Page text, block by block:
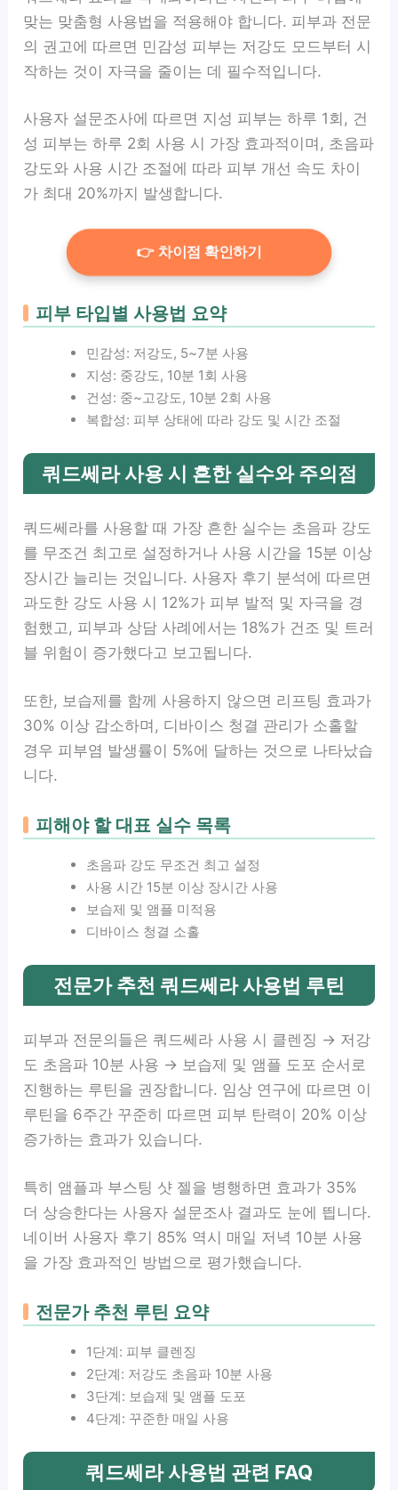
맞는 맞춤형 사용법을 적용해야 합니다. 피부과 전문
의 권고에 따르면 민감성 피부는 저강도 모드부터 시
작하는 것이 자극을 줄이는 데 필수적입니다.
사용자 설문조사에 따르면 지성 피부는 하루 1회, 건
성 피부는 하루 2회 사용 시 가장 효과적이며, 초음파
강도와 사용 시간 조절에 따라 피부 개선 속도 차이
가 최대 20%까지 발생합니다.
👉 차이점 확인하기
피부 타입별 사용법 요약
민감성: 저강도, 5~7분 사용
지성: 중강도, 10분 1회 사용
건성: 중~고강도, 10분 2회 사용
복합성: 피부 상태에 따라 강도 및 시간 조절
쿼드쎄라 사용 시 흔한 실수와 주의점
쿼드쎄라를 사용할 때 가장 흔한 실수는 초음파 강도
를 무조건 최고로 설정하거나 사용 시간을 15분 이상
장시간 늘리는 것입니다. 사용자 후기 분석에 따르면
과도한 강도 사용 시 12%가 피부 발적 및 자극을 경
험했고, 피부과 상담 사례에서는 18%가 건조 및 트러
블 위험이 증가했다고 보고됩니다.
또한, 보습제를 함께 사용하지 않으면 리프팅 효과가
30% 이상 감소하며, 디바이스 청결 관리가 소홀할
경우 피부염 발생률이 5%에 달하는 것으로 나타났습
니다.
피해야 할 대표 실수 목록
초음파 강도 무조건 최고 설정
사용 시간 15분 이상 장시간 사용
보습제 및 앰플 미적용
디바이스 청결 소홀
전문가 추천 쿼드쎄라 사용법 루틴
피부과 전문의들은 쿼드쎄라 사용 시 클렌징 → 저강
도 초음파 10분 사용 → 보습제 및 앰플 도포 순서로
진행하는 루틴을 권장합니다. 임상 연구에 따르면 이
루틴을 6주간 꾸준히 따르면 피부 탄력이 20% 이상
증가하는 효과가 있습니다.
특히 앰플과 부스팅 샷 젤을 병행하면 효과가 35%
더 상승한다는 사용자 설문조사 결과도 눈에 띕니다.
네이버 사용자 후기 85% 역시 매일 저녁 10분 사용
을 가장 효과적인 방법으로 평가했습니다.
전문가 추천 루틴 요약
1단계: 피부 클렌징
2단계: 저강도 초음파 10분 사용
3단계: 보습제 및 앰플 도포
4단계: 꾸준한 매일 사용
쿼드쎄라 사용법 관련 FAQ